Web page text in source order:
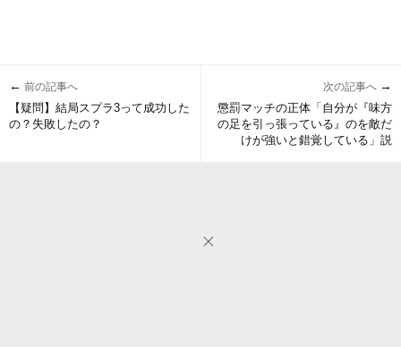
← 前の記事へ
【疑問】結局スプラ3って成功した
の？失敗したの？
次の記事へ →
懲罰マッチの正体「自分が『味方
の足を引っ張っている』のを敵だ
けが強いと錯覚している」説